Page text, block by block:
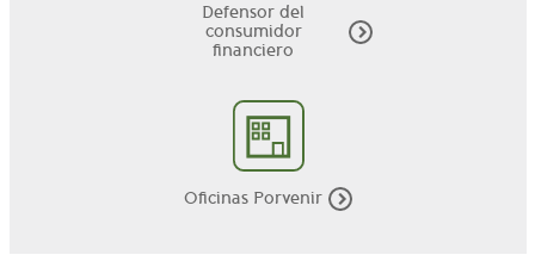
Defensor del
consumidor
financiero
Oficinas Porvenir